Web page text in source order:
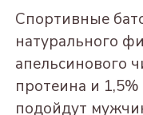
ЧИЗ
ФИНИК
Из
Из орехов
Драже
Из
шоколаде
ВИШНЯ
"Котики -
Конфеты в
Пакеты
Конфеты и
БЕЗ САХАРА
Спортивные
натурального
апельсинового
протеина и
подойдут